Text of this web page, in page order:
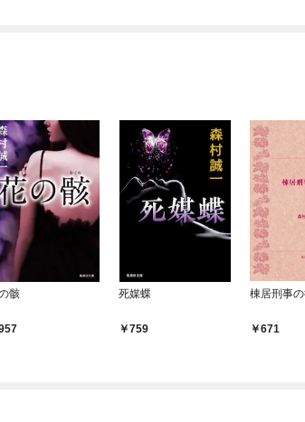
骸 死媒蝶
759
棟居刑事
671